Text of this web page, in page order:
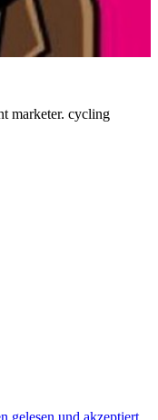
marketer. cycling
gelesen und akzeptiert.